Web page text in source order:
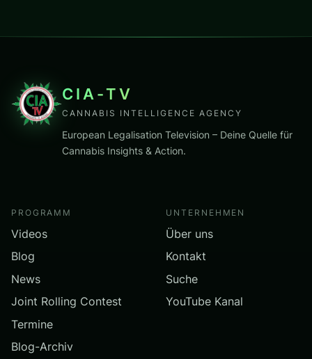
CIA-TV
CANNABIS INTELLIGENCE AGENCY
European Legalisation Television – Deine Quelle für
Cannabis Insights & Action.
PROGRAMM
Videos
Blog
News
Joint Rolling Contest
Termine
Blog-Archiv
UNTERNEHMEN
Über uns
Kontakt
Suche
YouTube Kanal